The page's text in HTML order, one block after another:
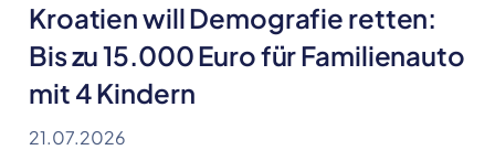
Kroatien will Demografie retten:
Bis zu 15.000 Euro für Familienauto
mit 4 Kindern
21.07.2026